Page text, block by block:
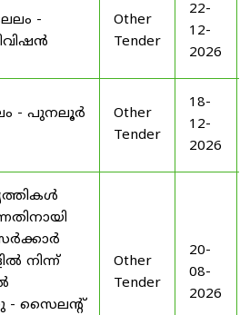
-
Other
Tender
22-
12-
2026
- പുനലൂർ
Other
Tender
18-
12-
2026
നിന്ന്
- സൈലന്റ്
Other
Tender
20-
08-
2026